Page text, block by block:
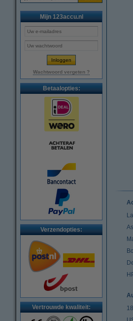
Mijn 123accu.nl
Wachtwoord vergeten ?
Betaalopties:
Verzendopties:
Vertrouwde kwaliteit: